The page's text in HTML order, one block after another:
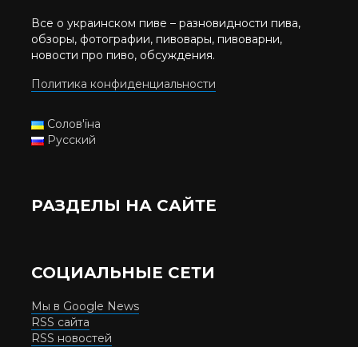
Все о украинском пиве – разновидности пива,
обзоры, фотографии, пивовары, пивоварни,
новости про пиво, обсуждения.
Политика конфиденциальности
Солов'їна
Русский
РАЗДЕЛЫ НА САЙТЕ
СОЦИАЛЬНЫЕ СЕТИ
Мы в Google News
RSS сайта
RSS новостей